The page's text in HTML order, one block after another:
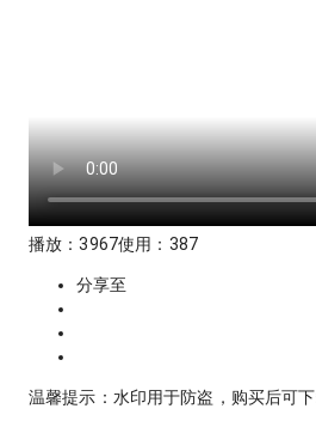
播放：3967使用： 387
分享至
温馨提示：水印用于防盗，购买后可